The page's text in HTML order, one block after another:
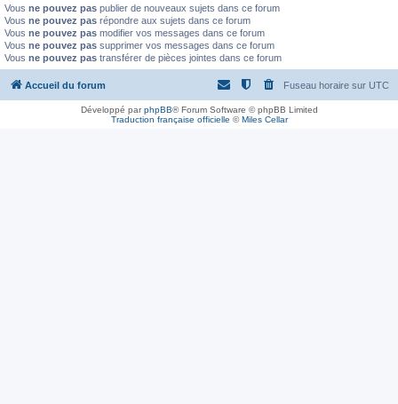
Vous ne pouvez pas publier de nouveaux sujets dans ce forum
Vous ne pouvez pas répondre aux sujets dans ce forum
Vous ne pouvez pas modifier vos messages dans ce forum
Vous ne pouvez pas supprimer vos messages dans ce forum
Vous ne pouvez pas transférer de pièces jointes dans ce forum
Accueil du forum Fuseau horaire sur UTC
Développé parphpBB® Forum Software © phpBB Limited
Traduction française officielle ©Miles Cellar